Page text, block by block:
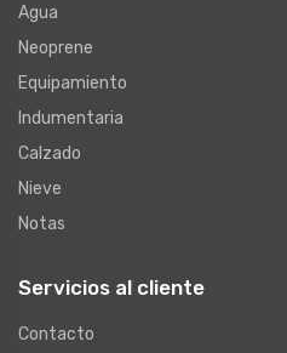
Agua
Neoprene
Equipamiento
Indumentaria
Calzado
Nieve
Notas
Servicios al cliente
Contacto